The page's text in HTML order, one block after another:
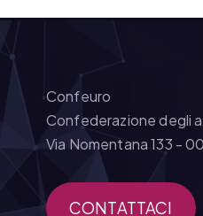
Confeuro
Confederazione degli
Via Nomentana 133 -
CONTATTACI